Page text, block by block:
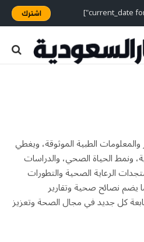
اشترك
الطبية الموثوقة، ويغطي
ونمط الحياة الصحي، والدراسات
الرعاية الصحية والتطورات
يضم نصائح صحية وتقارير
كل جديد في مجال الصحة وتعزيز